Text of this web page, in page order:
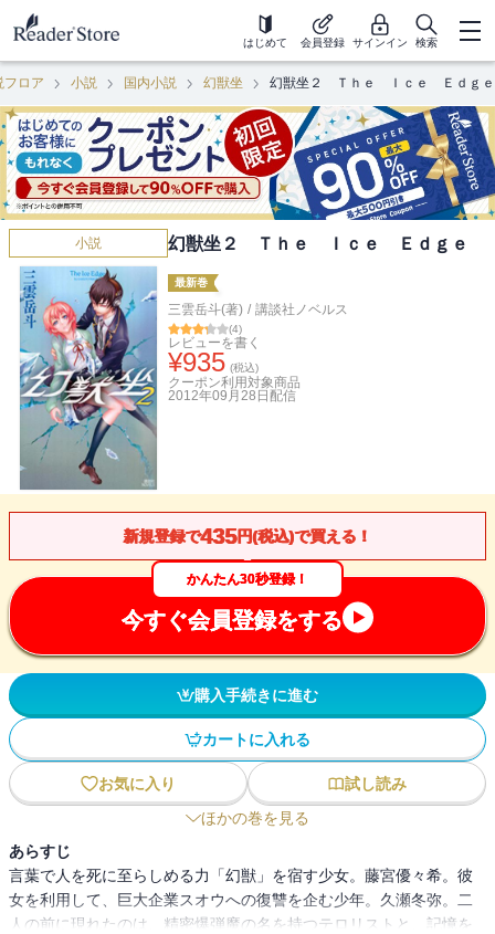
はじめて 会員登録 サインイン 検索
フロア 小説 国内小説 幻獣坐 幻獣坐２ Ｔｈｅ Ｉｃｅ Ｅｄｇｅ
小説 幻獣坐２ Ｔｈｅ Ｉｃｅ Ｅｄｇｅ
最新巻
三雲岳斗(著) / 講談社ノベルス
(4)
レビューを書く
¥935 (税込)
クーポン利用対象商品
2012年09月28日 配信
新規登録で435円(税込)で買える！
かんたん30秒登録！
今すぐ会員登録をする
購入手続きに進む
カートに入れる
お気に入り
試し読み
ほかの巻を見る
あらすじ
言葉で人を死に至らしめる力「幻獣」を宿す少女。藤宮優々希。彼
女を利用して、巨大企業スオウへの復讐を企む少年。久瀬冬弥。二
人の前に現れたのは、精密爆弾魔の名を持つテロリストと、記憶を